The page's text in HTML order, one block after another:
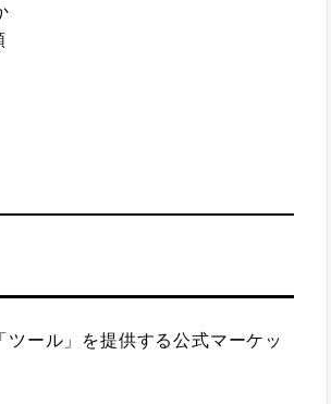
ール」を提供する公式マーケッ